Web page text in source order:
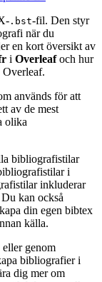
.bst-fil. Den styr
när du
en kort översikt av
i Overleafoch hur
används för att
av de mest
olika
bibliografistilar
i
inkluderar
kan också
din egen bibtex
källa.
genom
bibliografier i
dig mer om